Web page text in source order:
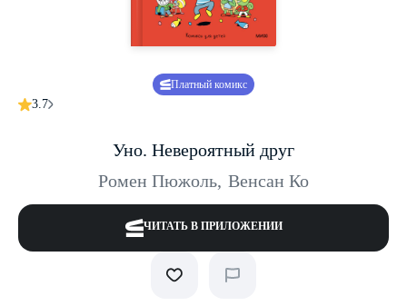
Платный комикс
3.7
Уно. Невероятный друг
Ромен Пюжоль, Венсан Ко
ЧИТАТЬ В ПРИЛОЖЕНИИ